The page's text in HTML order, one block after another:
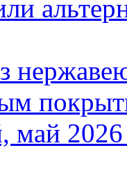
май 2026